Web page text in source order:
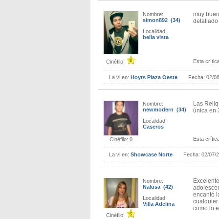
Cinéfilo:
Nombre:
simon892 (34)
Localidad:
bella vista
muy
Esta
La vi en:Hoyts Plaza Oeste Fecha:02/
Cinéfilo: 0
Nombre:
newmodern (34)
Localidad:
Caseros
Las
única en
Esta
La vi en:Showcase Norte Fecha:02/07/
Cinéfilo:
Nombre:
Nalusa (42)
Localidad:
Villa Adelina
encantó
cualquier
como lo